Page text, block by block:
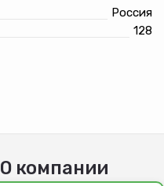
Россия
128
О компании